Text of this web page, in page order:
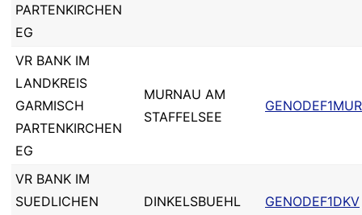
PARTENKIRCHEN
EG
VR BANK IM
LANDKREIS
GARMISCH
PARTENKIRCHEN
EG
MURNAU AM
STAFFELSEE
GENODEF1MUR
VR BANK IM
SUEDLICHEN
DINKELSBUEHL GENODEF1DKV